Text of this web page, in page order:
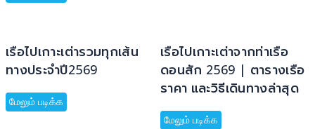
เรือไปเกาะเต่ารวมทุกเส้น
ทางประจำปี2569
மேலும் படிக்க
เรือไปเกาะเต่าจากท่าเรือ
ดอนสัก 2569 | ตารางเรือ
ราคา และวิธีเดินทางล่าสุด
மேலும் படிக்க